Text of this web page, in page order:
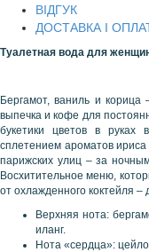
ВІДГУК
ДОСТАВКА І
Туалетная вода для
Бергамот, ваниль и
выпечка и кофе для
букетики цветов в руках
сплетением ароматов
парижских улиц – за
Восхитительное меню,
от охлажденного коктейля
Верхняя нота:
иланг.
Нота «сердца»: